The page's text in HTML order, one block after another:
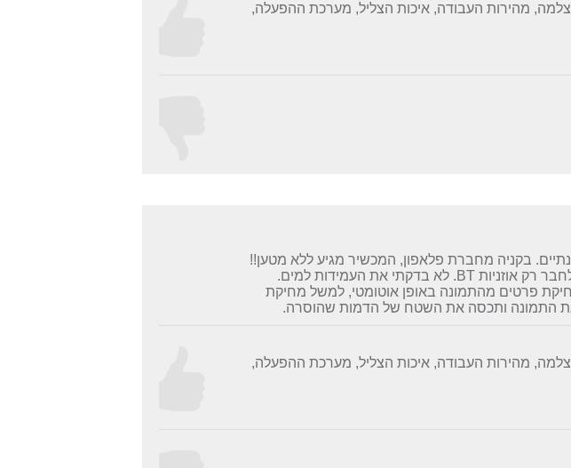
מהירות העבודה, איכות הצליל, מערכת ההפעלה,
בקניה מחברת פלאפון, המכשיר מגיע ללא מטען!!
יש לקנות מטען בנפרד. אין שקע אוזניות. ניתן לחבר רק אוזניות BT. לא בדקתי את העמידות למים.
פרטים מהתמונה באופן אוטומטי, למשל מחיקת
התמונה ותכסה את השטח של הדמות שהוסרה.
מהירות העבודה, איכות הצליל, מערכת ההפעלה,